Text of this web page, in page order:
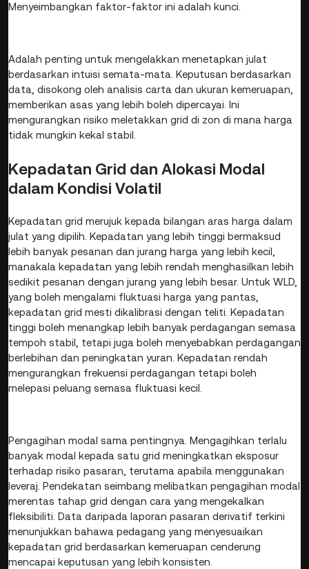
Menyeimbangkan faktor-faktor ini adalah kunci.
Adalah penting untuk mengelakkan menetapkan julat
berdasarkan intuisi semata-mata. Keputusan berdasarkan
data, disokong oleh analisis carta dan ukuran kemeruapan,
memberikan asas yang lebih boleh dipercayai. Ini
mengurangkan risiko meletakkan grid di zon di mana harga
tidak mungkin kekal stabil.
Kepadatan Grid dan Alokasi Modal
dalam Kondisi Volatil
Kepadatan grid merujuk kepada bilangan aras harga dalam
julat yang dipilih. Kepadatan yang lebih tinggi bermaksud
lebih banyak pesanan dan jurang harga yang lebih kecil,
manakala kepadatan yang lebih rendah menghasilkan lebih
sedikit pesanan dengan jurang yang lebih besar. Untuk WLD,
yang boleh mengalami fluktuasi harga yang pantas,
kepadatan grid mesti dikalibrasi dengan teliti. Kepadatan
tinggi boleh menangkap lebih banyak perdagangan semasa
tempoh stabil, tetapi juga boleh menyebabkan perdagangan
berlebihan dan peningkatan yuran. Kepadatan rendah
mengurangkan frekuensi perdagangan tetapi boleh
melepasi peluang semasa fluktuasi kecil.
Pengagihan modal sama pentingnya. Mengagihkan terlalu
banyak modal kepada satu grid meningkatkan eksposur
terhadap risiko pasaran, terutama apabila menggunakan
leveraj. Pendekatan seimbang melibatkan pengagihan modal
merentas tahap grid dengan cara yang mengekalkan
fleksibiliti. Data daripada laporan pasaran derivatif terkini
menunjukkan bahawa pedagang yang menyesuaikan
kepadatan grid berdasarkan kemeruapan cenderung
mencapai keputusan yang lebih konsisten.